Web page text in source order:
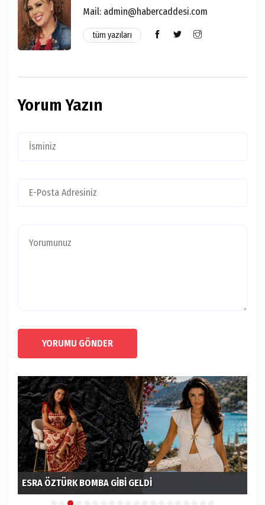
Mail: admin@habercaddesi.com
tüm yazıları
Yorum Yazın
YORUMU GÖNDER
ESRA ÖZTÜRK BOMBA GİBİ GELDİ